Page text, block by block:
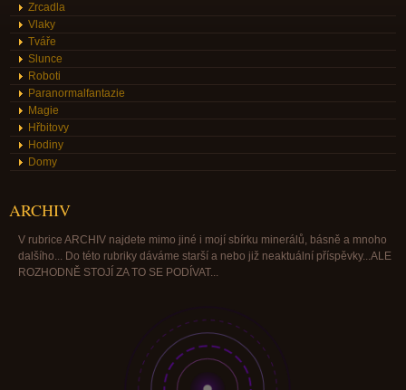
Zrcadla
Vlaky
Tváře
Slunce
Roboti
Paranormalfantazie
Magie
Hřbitovy
Hodiny
Domy
ARCHIV
V rubrice ARCHIV najdete mimo jiné i mojí sbírku minerálů, básně a mnoho
dalšího... Do této rubriky dáváme starší a nebo již neaktuální příspěvky...ALE
ROZHODNĚ STOJÍ ZA TO SE PODÍVAT...